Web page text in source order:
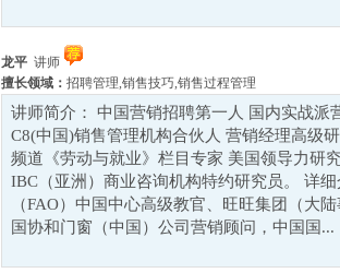
龙平 讲师
擅长领域： 招聘管理,销售技巧,销售过程管理
讲师简介： 中国营销招聘第一人 国内实战派
C8(中国)销售管理机构合伙人 营销经理高级
频道《劳动与就业》栏目专家 美国领导力研
IBC（亚洲）商业咨询机构特约研究员。 详
（FAO）中国中心高级教官、旺旺集团（大
国协和门窗（中国）公司营销顾问，中国国...